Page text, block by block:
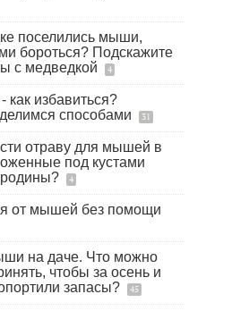
поселились мыши,
бороться? Подскажите
с медведкой
4
избавиться?
способами
31
отраву для мышей в
под кустами
4
от мышей без помощи
на даче. Что можно
чтобы за осень и
запасы?
45